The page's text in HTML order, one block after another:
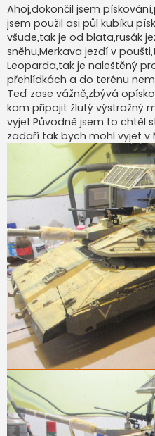
í
s
p
ě
v
e
k
Ahoj,dokončil jsem
jsem použil asi půl kubíku
všude,tak je od blata,rusák
sněhu,Merkava jezdí v
Leoparda,tak je naleštěný
přehlídkách a do terénu
Teď zase vážně,zbývá
kam připojit žlutý výstražný
vyjet.Původně jsem to chtěl
zadaří tak bych mohl vyjet v